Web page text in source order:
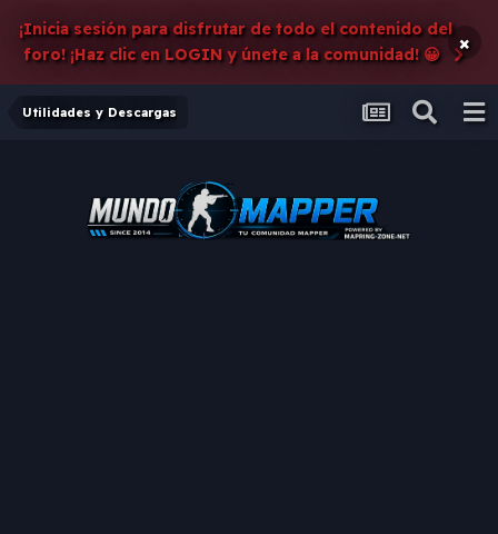
¡Inicia sesión para disfrutar de todo el contenido del
foro! ¡Haz clic en LOGIN y únete a la comunidad! 😀
×
Utilidades y Descargas